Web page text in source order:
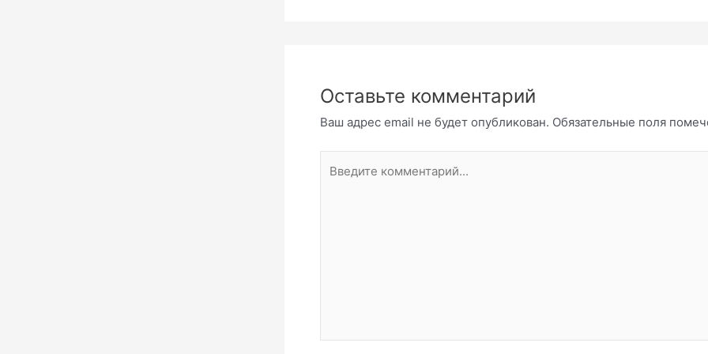
Оставьте комментарий
Ваш адрес email не будет опубликован. Обязательные поля
комментарий...